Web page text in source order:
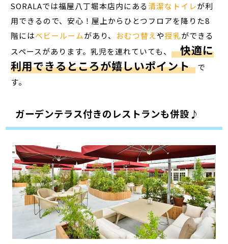
SORALAでは福屋八丁堀本店内にある清潔なトイレが利
用できるので、安心！屋上からひとつフロアを降りた8
階にはベビールームがあり、 おむつ替えや授乳ができる
スペースがあります。乳児を連れていても、 快適に
利用できるところが嬉しいポイント で
す。
ガーデンテラス付きのレストランも併設♪